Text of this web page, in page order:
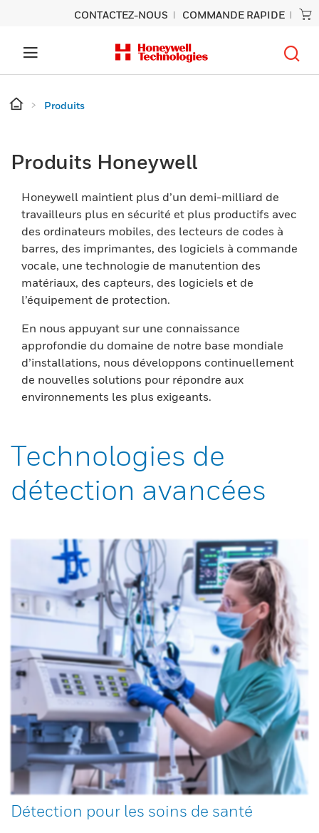
CONTACTEZ-NOUS COMMANDE RAPIDE
Produits
Produits Honeywell
Honeywell maintient plus d’un demi-milliard de
travailleurs plus en sécurité et plus productifs avec
des ordinateurs mobiles, des lecteurs de codes à
barres, des imprimantes, des logiciels à commande
vocale, une technologie de manutention des
matériaux, des capteurs, des logiciels et de
l’équipement de protection.
En nous appuyant sur une connaissance
approfondie du domaine de notre base mondiale
d’installations, nous développons continuellement
de nouvelles solutions pour répondre aux
environnements les plus exigeants.
Technologies de
détection avancées
Détection pour les soins de santé